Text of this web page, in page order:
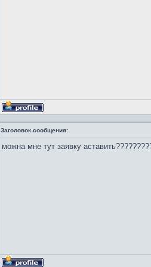
Профиль
Заголовок сообщения:
можна мне тут заявку